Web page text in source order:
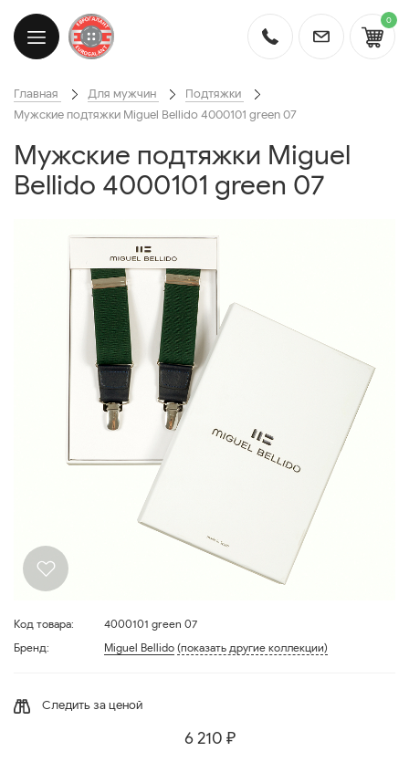
0
Главная Для мужчин
Подтяжки
Мужские подтяжки Miguel Bellido 4000101 green 07
Мужские подтяжки Miguel
Bellido 4000101 green 07
Код товара:
4000101 green 07
Бренд:
Miguel Bellido (показать другие коллекции)
Следить за ценой
6 210 ₽